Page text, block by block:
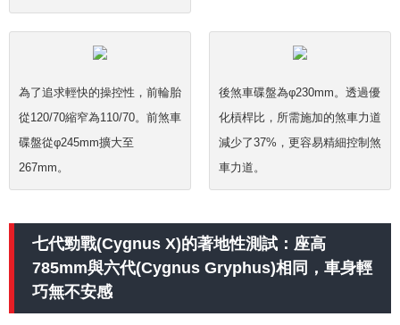
為了追求輕快的操控性，前輪胎
從120/70縮窄為110/70。前煞車
碟盤從φ245mm擴大至
267mm。
後煞車碟盤為φ230mm。透過優
化槓桿比，所需施加的煞車力道
減少了37%，更容易精細控制煞
車力道。
七代勁戰(Cygnus X)的著地性測試：座高
785mm與六代(Cygnus Gryphus)相同，車身輕
巧無不安感